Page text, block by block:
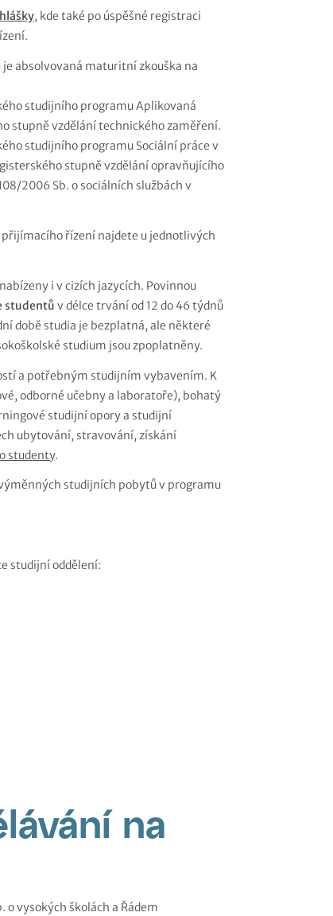
, kde také po úspěšné registraci
absolvovaná maturitní zkouška na
studijního programu Aplikovaná
stupně vzdělání technického zaměření.
studijního programu Sociální práce v
stupně vzdělání opravňujícího
2006 Sb. o sociálních službách v
řízení najdete u jednotlivých
i v cizích jazycích. Povinnou
studentů v délce trvání od 12 do 46 týdnů
době studia je bezplatná, ale některé
studium jsou zpoplatněny.
a potřebným studijním vybavením. K
odborné učebny a laboratoře), bohatý
studijní opory a studijní
ubytování, stravování, získání
studenty.
studijních pobytů v programu
studijní oddělení:
na
o vysokých školách a Řádem